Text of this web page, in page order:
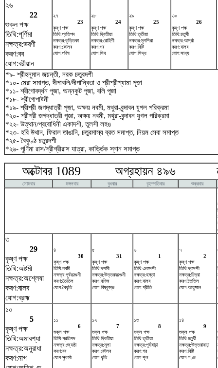
২৬
22
শুক্ল পক্ষ
তিথি:পূর্ণিমা
নক্ষত্র:ভরণী
করণ:বব
যোগ:বরীয়ান
২৭
23
কৃষ্ণ পক্ষ
তিথি:প্রতিপদ
নক্ষত্র:কৃত্তিকা
করণ:কৌলব
যোগ:পরিঘ
২৮
24
কৃষ্ণ পক্ষ
তিথি:দ্বিতীয়া
নক্ষত্র:রোহিণী
করণ:গর
যোগ:শিব
২৯
25
কৃষ্ণ পক্ষ
তিথি:তৃতীয়া
নক্ষত্র:মৃগশিরা
করণ:বিষ্টি
যোগ:সিদ্ধ
৩০
26
কৃষ্ণ পক্ষ
তিথি:চতুর্থী
নক্ষত্র:আর্দ্রা
করণ:বালব
যোগ:সাধ্য
*৯- শ্রীহনুমান জয়ন্তী, নরক চতুরদশী
*১০- মেরা সমাপ্ত, দীপাবলি/দীপান্বিতা ও শ্রীশ্রীশ্যামা পূজা
*১১- শ্রীগোবর্দ্ধন পূজা, অন্নকুট পূজা, বলি পূজা
*১৮- শ্রীগোপাষ্টমী
*১৯- শ্রীশ্রী জগদ্ধাত্রী পূজা, অক্ষয় নবমী, মথুরা-বৃন্দাবন যুগল পরিক্রমা
*২০- শ্রীশ্রী জগদ্ধাত্রী পূজা, অক্ষয় নবমী, মথুরা-বৃন্দাবন যুগল পরিক্রমা
*২২- উত্থান/প্রবোধিনী একাদশী, তুলসী লহঙ
*২৩- হরি উথান, ফিরাল তাঙানি, চতুরমাস্য ব্রত সমাপ্ত, নিয়ম সেবা সমাপ্ত
*২৫- বৈকুণ্ঠ চতুরদশী
*২৬- পূর্ণিমা রাস/শ্রীশ্রীরাস যাত্রা, কার্ত্তিক স্নান সমাপ্ত
অক্টোবর 1089 অগ্রহায়ন ৪৯৬
সোমবার মঙ্গলবার বুধবার বৃহস্পতিবার
শুক্রবার
৩
29
কৃষ্ণ পক্ষ
তিথি:অষ্টমী
নক্ষত্র:অশ্লেষা
করণ:বালব
যোগ:ব্রহ্ম
৪
30
কৃষ্ণ পক্ষ
তিথি:নবমী
নক্ষত্র:পূর্বফাল্গুনী
করণ:তৈতিল
যোগ:বৈধৃতি
৫
31
কৃষ্ণ পক্ষ
তিথি:দশমী
নক্ষত্র:উত্তরফাল্গুনী
করণ:বণিজ
যোগ:বিষ্কুম্ভ
৬
1
কৃষ্ণ পক্ষ
তিথি:একাদশী
নক্ষত্র:হস্তা
করণ:বালব
যোগ:প্রীতি
৭
2
কৃষ্ণ পক্ষ
তিথি:দ্বাদশী
নক্ষত্র:চিত্রা
করণ:তৈতিল
যোগ:আয়ুষ্মান
১০
5
কৃষ্ণ পক্ষ
তিথি:অমাবশ্যা
নক্ষত্র:অনুরাধা
করণ:নাগ
১১
6
শুক্ল পক্ষ
তিথি:প্রতিপদ
নক্ষত্র:জ্যেষ্ঠা
করণ:বব
যোগ:সুকর্মা
১২
7
শুক্ল পক্ষ
তিথি:দ্বিতীয়া
নক্ষত্র:মূলা
করণ:কৌলব
যোগ:ধৃতি
১৩
8
শুক্ল পক্ষ
তিথি:তৃতীয়া
নক্ষত্র:পূর্বাষাঢ়া
করণ:গর
যোগ:শূল
১৪
9
শুক্ল পক্ষ
তিথি:চতুর্থী
নক্ষত্র:উত্তরাষাঢ়া
করণ:বিষ্টি
যোগ:গণ্ড